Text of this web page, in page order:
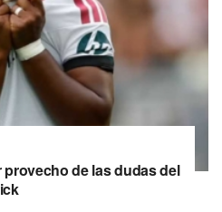
provecho de las dudas del